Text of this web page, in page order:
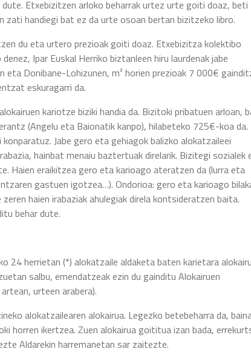
Etxebizitzen arloko beharrak urtez urte goiti doaz, beti
zati handiegi bat ez da urte osoan bertan bizitzeko libro.
du eta urtero prezioak goiti doaz. Etxebizitza kolektibo
Ipar Euskal Herriko biztanleen hiru laurdenak jabe
eta Donibane-Lohizunen, m² horien prezioak 7 000€
eskuragarri da.
kariotze biziki handia da. Bizitoki pribatuen arloan,
(Angelu eta Baionatik kanpo), hilabeteko 725€-koa da.
Jabe gero eta gehiagok balizko alokatzaileei
hainbat menaiu baztertuak direlarik. Bizitegi sozialek
Haien eraikitzea gero eta karioago ateratzen da (lurra eta
gastuen igotzea…). Ondorioa: gero eta karioago
haien irabaziak ahulegiak direla kontsideratzen baita.
behar dute.
24 herrietan (*) alokatzaile aldaketa baten karietara
salbu, emendatzeak ezin du gainditu Alokairuen
urteen arabera).
alokatzailearen alokairua. Legezko betebeharra da,
horren ikertzea. Zuen alokairua goititua izan bada,
Aldarekin harremanetan sar zaitezte.